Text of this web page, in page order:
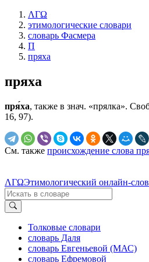
ΛΓΩ
этимологические словари
словарь Фасмера
П
пряха
пряха
пря́ха, также в знач. «прялка».
16, 97).
См. также происхождение слова
ΛΓΩЭтимологический онлайн-
Толковые словари
словарь Даля
словарь Евгеньевой (МАС)
словарь Ефремовой